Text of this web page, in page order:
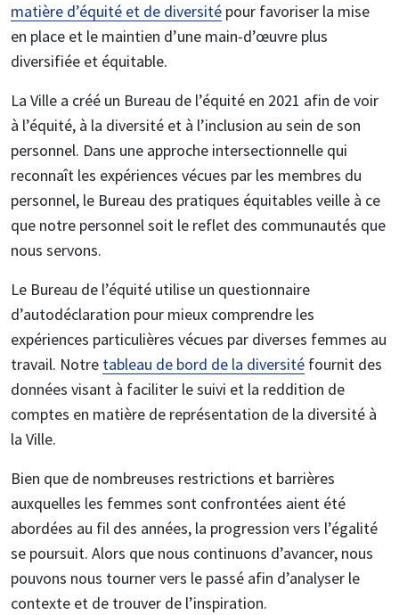
matière d’équité et de diversité pour favoriser la mise
en place et le maintien d’une main-d’œuvre plus
diversifiée et équitable.
La Ville a créé un Bureau de l’équité en 2021 afin de voir
à l’équité, à la diversité et à l’inclusion au sein de son
personnel. Dans une approche intersectionnelle qui
reconnaît les expériences vécues par les membres du
personnel, le Bureau des pratiques équitables veille à ce
que notre personnel soit le reflet des communautés que
nous servons.
Le Bureau de l’équité utilise un questionnaire
d’autodéclaration pour mieux comprendre les
expériences particulières vécues par diverses femmes au
travail. Notre tableau de bord de la diversité fournit des
données visant à faciliter le suivi et la reddition de
comptes en matière de représentation de la diversité à
la Ville.
Bien que de nombreuses restrictions et barrières
auxquelles les femmes sont confrontées aient été
abordées au fil des années, la progression vers l’égalité
se poursuit. Alors que nous continuons d’avancer, nous
pouvons nous tourner vers le passé afin d’analyser le
contexte et de trouver de l’inspiration.